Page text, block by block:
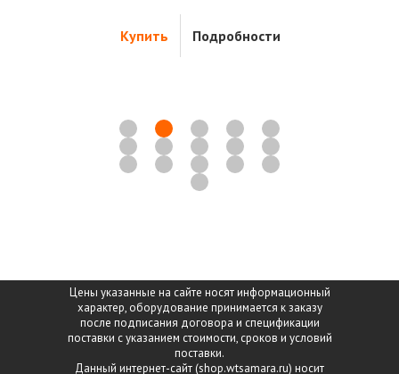
Купить Подробности
Цены указанные на сайте носят информационный
характер, оборудование принимается к заказу
после подписания договора и спецификации
поставки с указанием стоимости, сроков и условий
поставки.
Данный интернет-сайт (shop.wtsamara.ru) носит